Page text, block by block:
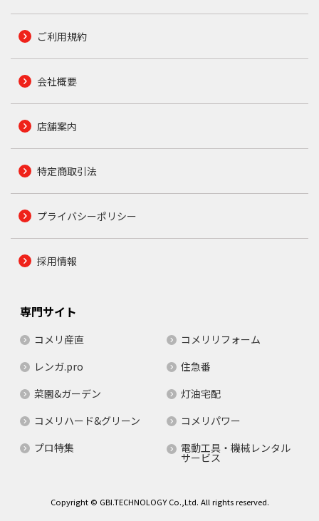
ご利用規約
会社概要
店舗案内
特定商取引法
プライバシーポリシー
採用情報
専門サイト
コメリ産直
コメリリフォーム
レンガ.pro
住急番
菜園&ガーデン
灯油宅配
コメリハード&グリーン
コメリパワー
プロ特集
電動工具・機械レンタル
サービス
Copyright © GBI.TECHNOLOGY Co.,Ltd. All rights reserved.